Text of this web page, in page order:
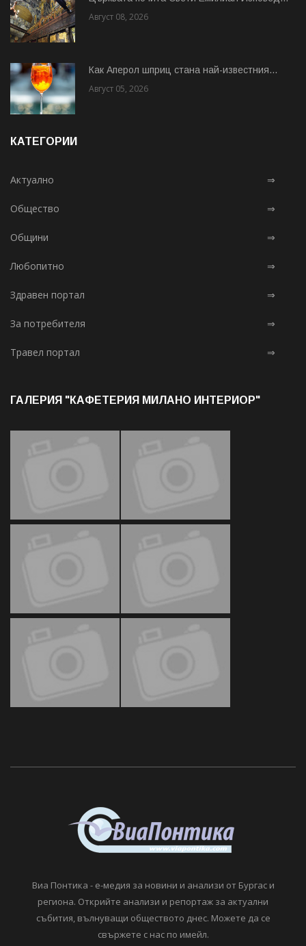
Август 08, 2026
Как Аперол шприц стана най-известния...
Август 05, 2026
КАТЕГОРИИ
Актуално ⇒
Общество ⇒
Общини ⇒
Любопитно ⇒
Здравен портал ⇒
За потребителя ⇒
Травел портал ⇒
ГАЛЕРИЯ "КАФЕТЕРИЯ МИЛАНО ИНТЕРИОР"
Виа Понтика - е-медия за новини и анализи от Бургас и
региона. Открийте анализи и репортаж за актуални
събития, вълнуващи обществото днес. Можете да се
свържете с нас по имейл.